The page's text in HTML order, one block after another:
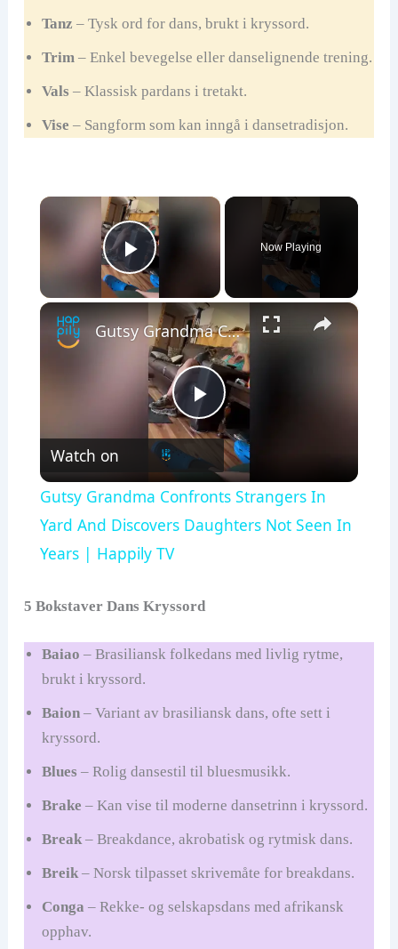
Tanz – Tysk ord for dans, brukt i kryssord.
Trim– Enkel bevegelse eller danselignende trening.
Vals – Klassisk pardans i tretakt.
Vise – Sangform som kan inngå i dansetradisjon.
×
Play Video
Now Playing
×
P
a
e
o
Gutsy Grandma Confronts Strangers In Yard And Discovers Daughters Not Seen In Years | Happily TV
Watch on
Gutsy Grandma Confronts Strangers In
Yard And Discovers Daughters Not Seen In
Years | Happily TV
5 Bokstaver Dans Kryssord
Baiao – Brasiliansk folkedans med livlig rytme,
brukt i kryssord.
Baion– Variant av brasiliansk dans, ofte sett i
kryssord.
Blues – Rolig dansestil til bluesmusikk.
Brake – Kan vise til moderne dansetrinn i kryssord.
Break– Breakdance, akrobatisk og rytmisk dans.
Breik– Norsk tilpasset skrivemåte for breakdans.
Conga – Rekke- og selskapsdans med afrikansk
opphav.